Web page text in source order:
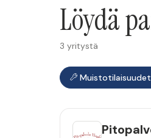
Löydä
3 yritystä
Muistotilaisuudet